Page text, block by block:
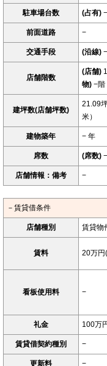
駐車場台数 (占有)
前面道路 −
交通手段 (沿線)
店舗階数
(店舗)
物) −階
建坪数(店舗坪数)
21.09
米）
建物築年 − 年
席数 (席数)
店舗情報：備考 −
－賃貸借条件
店舗種別 賃貸物
賃料 20万円
看板使用料 −
礼金 100万
賃貸借契約種別 −
更新料 −